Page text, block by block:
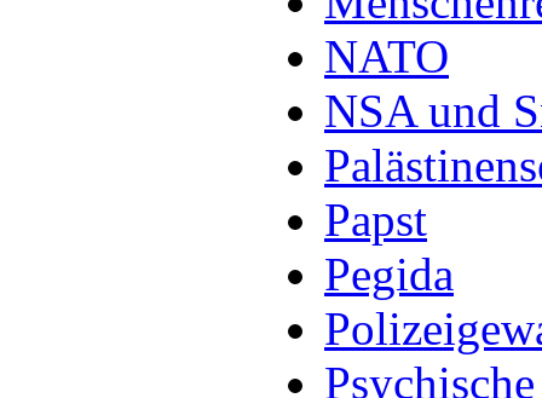
NATO
NSA und
Papst
Pegida